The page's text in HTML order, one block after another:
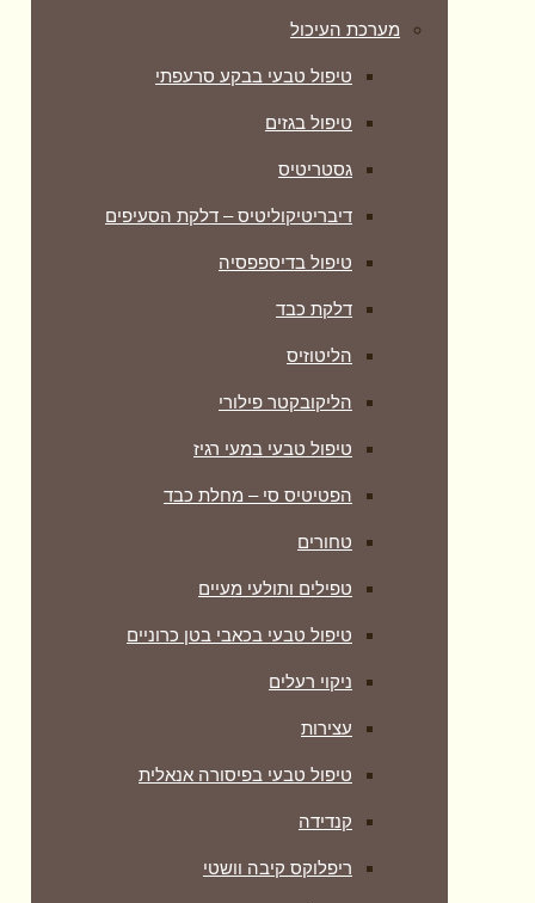
מערכת העיכול
טיפול טבעי בבקע סרעפתי
טיפול בגזים
גסטריטיס
דיבריטיקוליטיס – דלקת הסעיפים
טיפול בדיספפסיה
דלקת כבד
הליטוזיס
הליקובקטר פילורי
טיפול טבעי במעי רגיז
הפטיטיס סי – מחלת כבד
טחורים
טפילים ותולעי מעיים
טיפול טבעי בכאבי בטן כרוניים
ניקוי רעלים
עצירות
טיפול טבעי בפיסורה אנאלית
קנדידה
ריפלוקס קיבה וושטי